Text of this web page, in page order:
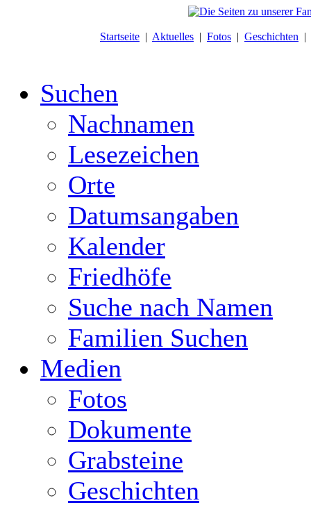
Startseite | Aktuelles | Fotos | Geschichten |
Suchen
Nachnamen
Lesezeichen
Orte
Datumsangaben
Kalender
Friedhöfe
Suche nach Namen
Familien Suchen
Medien
Fotos
Dokumente
Grabsteine
Geschichten